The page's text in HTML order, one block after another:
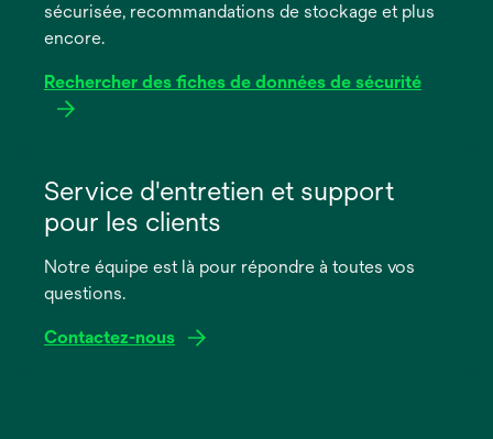
ongletsécurisée, recommandations de stockage et plus
encore.
Rechercher des fiches de données de sécurité
dans
nouvel
onglet
Service d'entretien et support
pour les clients
Notre équipe est là pour répondre à toutes vos
questions.
Contactez-nous